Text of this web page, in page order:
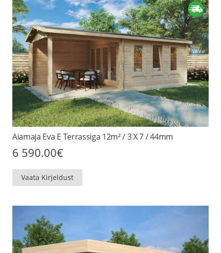
Aiamaja Eva E Terrassiga 12m² / 3 X 7 / 44mm
6 590.00€
Vaata Kirjeldust